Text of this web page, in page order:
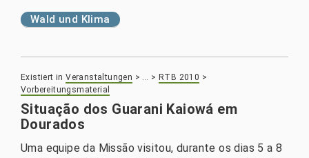
Wald und Klima
Existiert in Veranstaltungen > … > RTB 2010 >
Vorbereitungsmaterial
Situação dos Guarani Kaiowá em
Dourados
Uma equipe da Missão visitou, durante os dias 5 a 8